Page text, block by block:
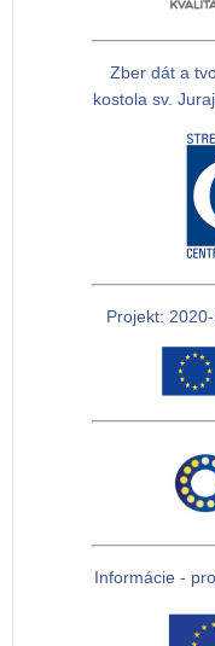
Zber dát a
kostola sv.
Projekt:
Informácie -